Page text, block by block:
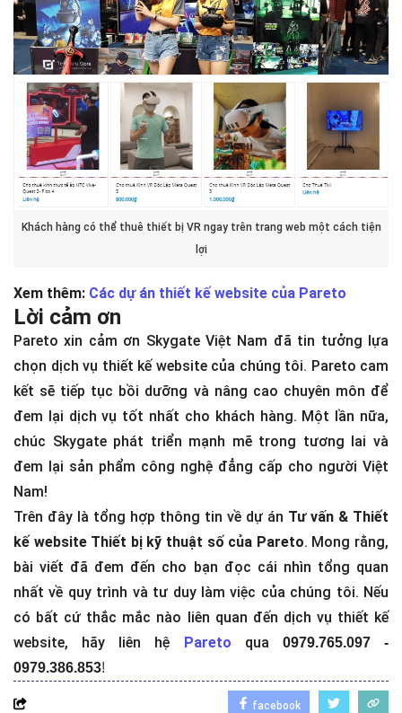
Khách hàng có thể thuê thiết bị VR ngay trên trang web một cách tiện
lợi
Xem thêm: Các dự án thiết kế website của Pareto
Lời cảm ơn
Pareto xin cảm ơn Skygate Việt Nam đã tin tưởng lựa
chọn dịch vụ thiết kế website của chúng tôi. Pareto cam
kết sẽ tiếp tục bồi dưỡng và nâng cao chuyên môn để
đem lại dịch vụ tốt nhất cho khách hàng. Một lần nữa,
chúc Skygate phát triển mạnh mẽ trong tương lai và
đem lại sản phẩm công nghệ đẳng cấp cho người Việt
Nam!
Trên đây là tổng hợp thông tin về dự án Tư vấn & Thiết
kế website Thiết bị kỹ thuật số của Pareto. Mong rằng,
bài viết đã đem đến cho bạn đọc cái nhìn tổng quan
nhất về quy trình và tư duy làm việc của chúng tôi. Nếu
có bất cứ thắc mắc nào liên quan đến dịch vụ thiết kế
website, hãy liên hệ Pareto qua
0979.765.097 -
0979.386.853!
facebook